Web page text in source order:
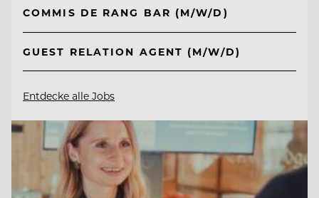
COMMIS DE RANG BAR (M/W/D)
GUEST RELATION AGENT (M/W/D)
Entdecke alle Jobs